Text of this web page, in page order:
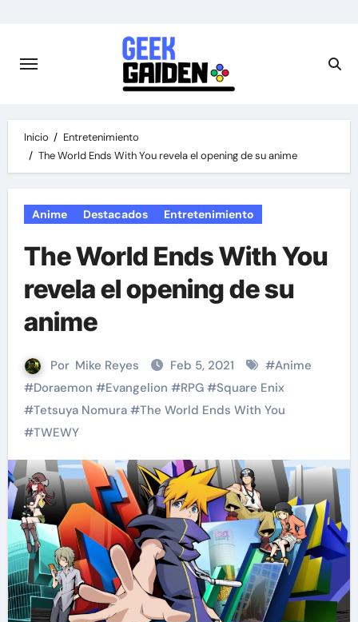
contenido
Inicio
Entretenimiento
The World Ends With You revela el opening de su anime
Anime Destacados Entretenimiento
The World Ends With You
revela el opening de su
anime
Por Mike Reyes Feb 5, 2021 #Anime
#Doraemon #Evangelion #RPG#Square Enix
#Tetsuya Nomura#The World Ends With You
#TWEWY